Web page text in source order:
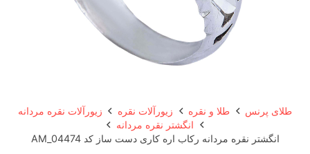
طلای پرنس طلا و نقره زیورآلات نقره
زیورآلات نقره مردانه
انگشتر نقره مردانه
انگشتر نقره مردانه رکاب اره کاری دست ساز کد AM_04474